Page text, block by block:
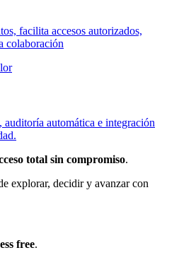
facilita accesos autorizados,
colaboración
automática e integración
total sin compromiso.
explorar, decidir y avanzar con
free.